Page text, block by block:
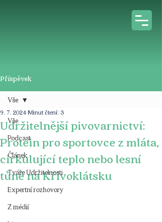
Příspěvek
Vše
Podcast
Článek
Tváře Udržitelnosti
Expertní rozhovory
Z médií
Vše
Udržitelnější pivovarnictví:
Protein pro sportovce z mláta,
cirkulující teplo nebo lesní
tůně na Křivoklátsku
9. 7. 2024 Minut čtení: 3